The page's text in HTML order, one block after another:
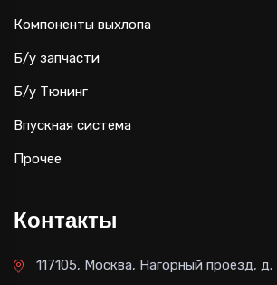
Компоненты выхлопа
Б/у запчасти
Б/у Тюнинг
Впускная система
Прочее
Контакты
117105, Москва, Нагорный проезд, д.